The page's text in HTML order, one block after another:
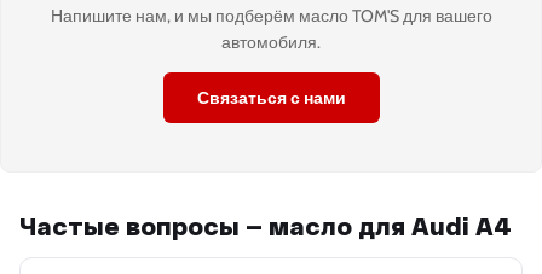
Напишите нам, и мы подберём масло TOM'S для вашего
автомобиля.
Связаться с нами
Частые вопросы — масло для Audi A4